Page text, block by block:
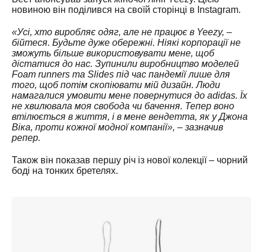
новиною він поділився на своїй сторінці в Instagram.
«Усі, хто виробляє одяг, але не працює в Yeezy, –
бійтеся. Будьте дуже обережні. Ніякі корпорації не
зможуть більше використовувати мене, щоб
дістатися до нас. Зупинили виробництво моделей
Foam runners та Slides під час пандемії лише для
того, щоб потім скопіювати мій дизайн. Люди
намагалися умовити мене повернутися до adidas. Їх
не хвилювала моя свобода чи бачення. Тепер воно
втілюється в життя, і в мене вендетта, як у Джона
Віка, проти кожної модної компанії», – зазначив
репер.
Також він показав першу річ із нової колекції – чорний
боді на тонких бретелях.